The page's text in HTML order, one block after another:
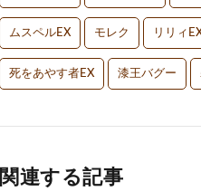
ムスペルEX モレク リリィ
死をあやす者EX 漆王バグー
関連する記事